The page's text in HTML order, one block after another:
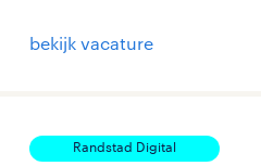
bekijk vacature
Randstad Digital